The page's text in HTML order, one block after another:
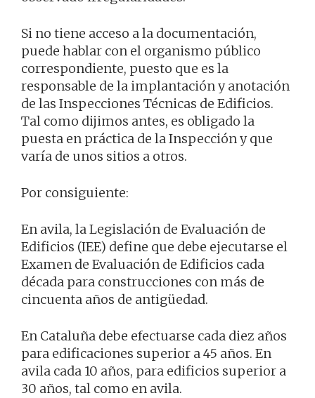
Si no tiene acceso a la documentación,
puede hablar con el organismo público
correspondiente, puesto que es la
responsable de la implantación y anotación
de las Inspecciones Técnicas de Edificios.
Tal como dijimos antes, es obligado la
puesta en práctica de la Inspección y que
varía de unos sitios a otros.
Por consiguiente:
En avila, la Legislación de Evaluación de
Edificios (IEE) define que debe ejecutarse el
Examen de Evaluación de Edificios cada
década para construcciones con más de
cincuenta años de antigüedad.
En Cataluña debe efectuarse cada diez años
para edificaciones superior a 45 años. En
avila cada 10 años, para edificios superior a
30 años, tal como en avila.